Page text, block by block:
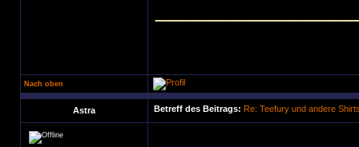
Nach oben
Astra Betreff des Beitrags: Re: Teefury und andere